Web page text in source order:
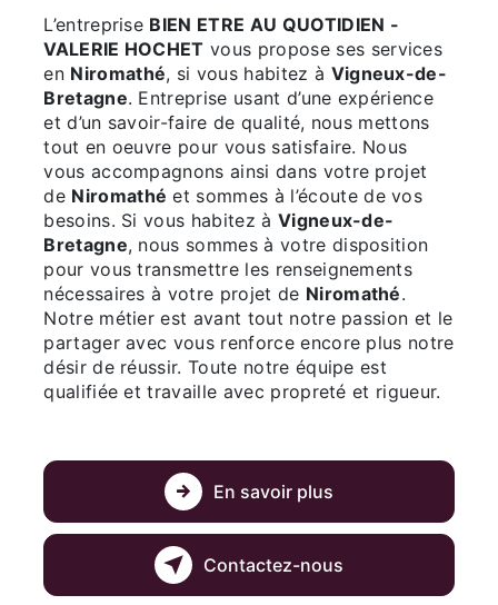
L’entreprise BIEN ETRE AU QUOTIDIEN -
VALERIE HOCHET vous propose ses services
en Niromathé, si vous habitez à Vigneux-de-
Bretagne. Entreprise usant d’une expérience
et d’un savoir-faire de qualité, nous mettons
tout en oeuvre pour vous satisfaire. Nous
vous accompagnons ainsi dans votre projet
de Niromathé et sommes à l’écoute de vos
besoins. Si vous habitez à Vigneux-de-
Bretagne, nous sommes à votre disposition
pour vous transmettre les renseignements
nécessaires à votre projet de Niromathé.
Notre métier est avant tout notre passion et le
partager avec vous renforce encore plus notre
désir de réussir. Toute notre équipe est
qualifiée et travaille avec propreté et rigueur.
En savoir plus
Contactez-nous